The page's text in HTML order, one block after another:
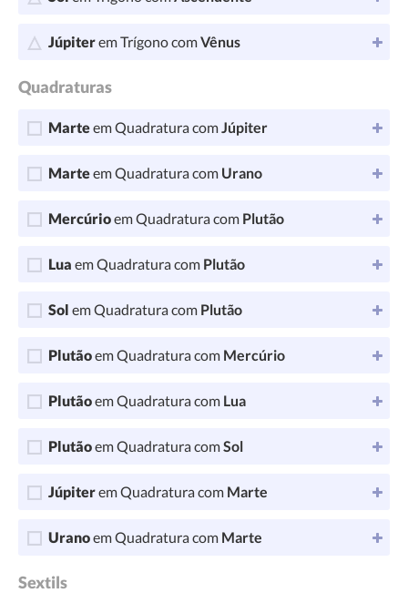
Júpiterem Trígono comVênus
Quadraturas
Marteem Quadratura comJúpiter
Marteem Quadratura com Urano
Mercúrioem Quadratura com Plutão
Lua em Quadratura com Plutão
Sol em Quadratura com Plutão
Plutãoem Quadratura com Mercúrio
Plutãoem Quadratura com Lua
Plutãoem Quadratura comSol
Júpiterem Quadratura com Marte
Uranoem Quadratura com Marte
Sextils